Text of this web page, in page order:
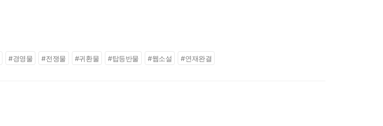
#경영물 #전쟁물 #귀환물 #탑등반물 #웹소설 #연재완결